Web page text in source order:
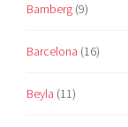
Bamberg (9)
Barcelona (16)
Beyla (11)